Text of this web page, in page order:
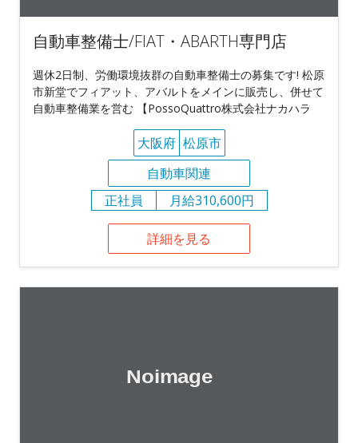
自動車整備士/FIAT・ABARTH専門店
週休2日制、労働環境抜群の自動車整備士の募集です! 松原
市新堂でフィアット、アバルトをメインに販売し、併せて
自動車整備業を営む 【PossoQuattro株式会社ナカハラ
大阪府 松原市
自動車関連
正社員
月給310,600円
詳細を見る